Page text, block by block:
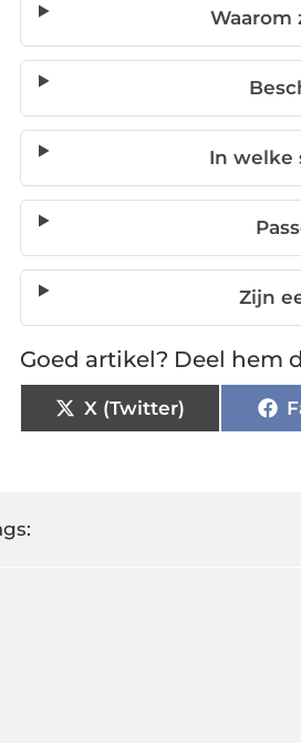
Waarom
In welke
Zijn
Goed artikel? Deel hem
X (Twitter)